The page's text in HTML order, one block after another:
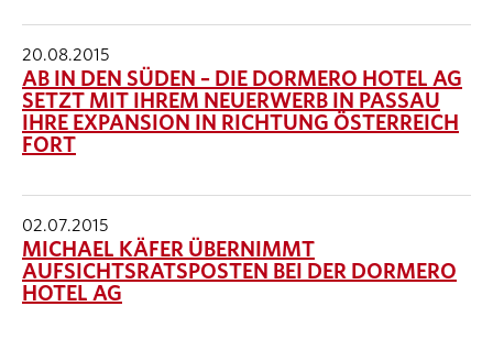
20.08.2015
AB IN DEN SÜDEN – DIE DORMERO HOTEL AG
SETZT MIT IHREM NEUERWERB IN PASSAU
IHRE EXPANSION IN RICHTUNG ÖSTERREICH
FORT
02.07.2015
MICHAEL KÄFER ÜBERNIMMT
AUFSICHTSRATSPOSTEN BEI DER DORMERO
HOTEL AG